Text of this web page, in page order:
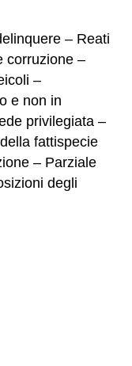
– Reati
corruzione –
–
e non in
privilegiata –
fattispecie
– Parziale
degli